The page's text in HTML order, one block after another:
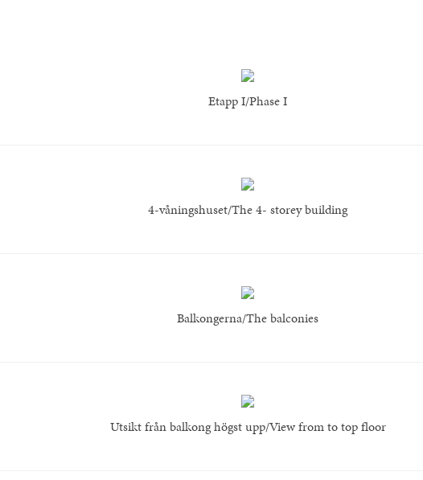
Etapp I/Phase I
4-våningshuset/The 4- storey building
Balkongerna/The balconies
Utsikt från balkong högst upp/View from to top floor